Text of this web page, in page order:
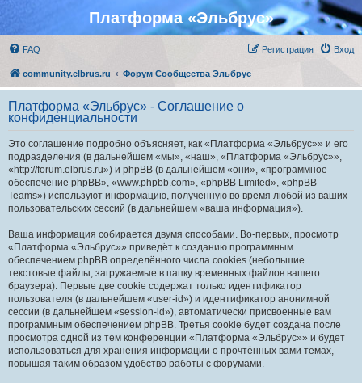
Платформа «Эльбрус»
FAQ Вход
Регистрация
community.elbrus.ru Форум Сообщества Эльбрус
Платформа «Эльбрус» - Соглашение о
конфиденциальности
Это соглашение подробно объясняет, как «Платформа «Эльбрус»» и его
подразделения (в дальнейшем «мы», «наш», «Платформа «Эльбрус»»,
«http://forum.elbrus.ru») и phpBB (в дальнейшем «они», «программное
обеспечение phpBB», «www.phpbb.com», «phpBB Limited», «phpBB
Teams») используют информацию, полученную во время любой из ваших
пользовательских сессий (в дальнейшем «ваша информация»).
Ваша информация собирается двумя способами. Во-первых, просмотр
«Платформа «Эльбрус»» приведёт к созданию программным
обеспечением phpBB определённого числа cookies (небольшие
текстовые файлы, загружаемые в папку временных файлов вашего
браузера). Первые две cookie содержат только идентификатор
пользователя (в дальнейшем «user-id») и идентификатор анонимной
сессии (в дальнейшем «session-id»), автоматически присвоенные вам
программным обеспечением phpBB. Третья cookie будет создана после
просмотра одной из тем конференции «Платформа «Эльбрус»» и будет
использоваться для хранения информации о прочтённых вами темах,
повышая таким образом удобство работы с форумами.